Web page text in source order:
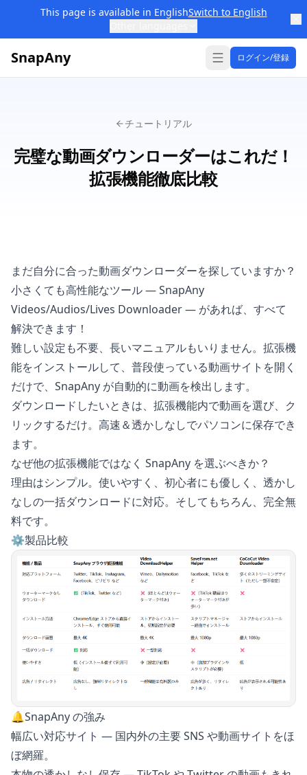
This page is available in EnglishSwitch to English
SnapAny ログイン/登録
チュートリアル
完璧な動画ダウンローダーはこれだ！
拡張機能徹底比較
まだ自分に合った動画ダウンローダーを探していますか？
小さくても高性能なツール —SnapAny
Videos/Audios/Lives Downloader— があれば、すべて
解決できます！
難しい設定も不要、長いマニュアルもいりません。拡張機
能をインストールして、普段使っている動画サイトを開く
だけで、SnapAny が自動的に動画を検出します。
ダウンロードしたいときは、拡張機能内で動画を選び、ク
リックするだけ。高速＆透かしなしでパソコンに保存でき
ます。
なぜ他の拡張機能ではなく SnapAny を選ぶべきか？
理由はシンプル。使いやすく、初心者にも優しく、透かし
なしの一括ダウンロードに対応。そしてもちろん、完全無
料です。
⚙️製品比較
🔔SnapAny の強み
幅広い対応サイト — 国内外の主要 SNS や動画サイトをほ
ぼ網羅。